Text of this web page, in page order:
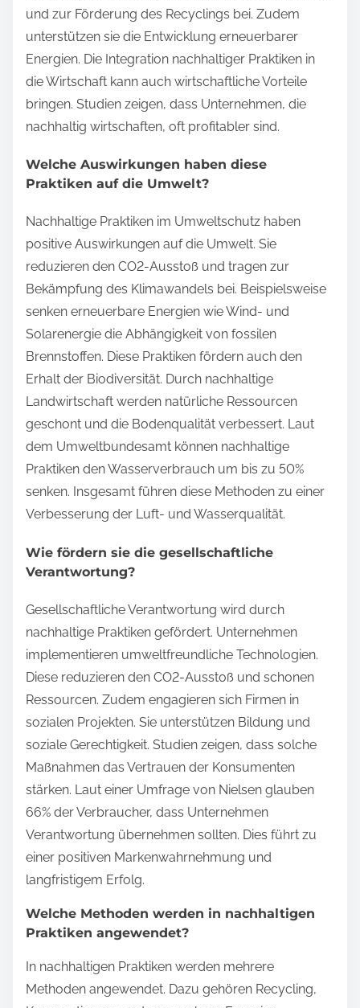
und zur Förderung des Recyclings bei. Zudem
unterstützen sie die Entwicklung erneuerbarer
Energien. Die Integration nachhaltiger Praktiken in
die Wirtschaft kann auch wirtschaftliche Vorteile
bringen. Studien zeigen, dass Unternehmen, die
nachhaltig wirtschaften, oft profitabler sind.
Welche Auswirkungen haben diese
Praktiken auf die Umwelt?
Nachhaltige Praktiken im Umweltschutz haben
positive Auswirkungen auf die Umwelt. Sie
reduzieren den CO2-Ausstoß und tragen zur
Bekämpfung des Klimawandels bei. Beispielsweise
senken erneuerbare Energien wie Wind- und
Solarenergie die Abhängigkeit von fossilen
Brennstoffen. Diese Praktiken fördern auch den
Erhalt der Biodiversität. Durch nachhaltige
Landwirtschaft werden natürliche Ressourcen
geschont und die Bodenqualität verbessert. Laut
dem Umweltbundesamt können nachhaltige
Praktiken den Wasserverbrauch um bis zu 50%
senken. Insgesamt führen diese Methoden zu einer
Verbesserung der Luft- und Wasserqualität.
Wie fördern sie die gesellschaftliche
Verantwortung?
Gesellschaftliche Verantwortung wird durch
nachhaltige Praktiken gefördert. Unternehmen
implementieren umweltfreundliche Technologien.
Diese reduzieren den CO2-Ausstoß und schonen
Ressourcen. Zudem engagieren sich Firmen in
sozialen Projekten. Sie unterstützen Bildung und
soziale Gerechtigkeit. Studien zeigen, dass solche
Maßnahmen das Vertrauen der Konsumenten
stärken. Laut einer Umfrage von Nielsen glauben
66% der Verbraucher, dass Unternehmen
Verantwortung übernehmen sollten. Dies führt zu
einer positiven Markenwahrnehmung und
langfristigem Erfolg.
Welche Methoden werden in nachhaltigen
Praktiken angewendet?
In nachhaltigen Praktiken werden mehrere
Methoden angewendet. Dazu gehören Recycling,